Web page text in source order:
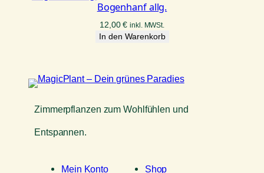
Bogenhanf allg.
12,00€ inkl. MWSt.
In den Warenkorb
Zimmerpflanzen zum Wohlfühlen und
Entspannen.
Mein Konto Shop